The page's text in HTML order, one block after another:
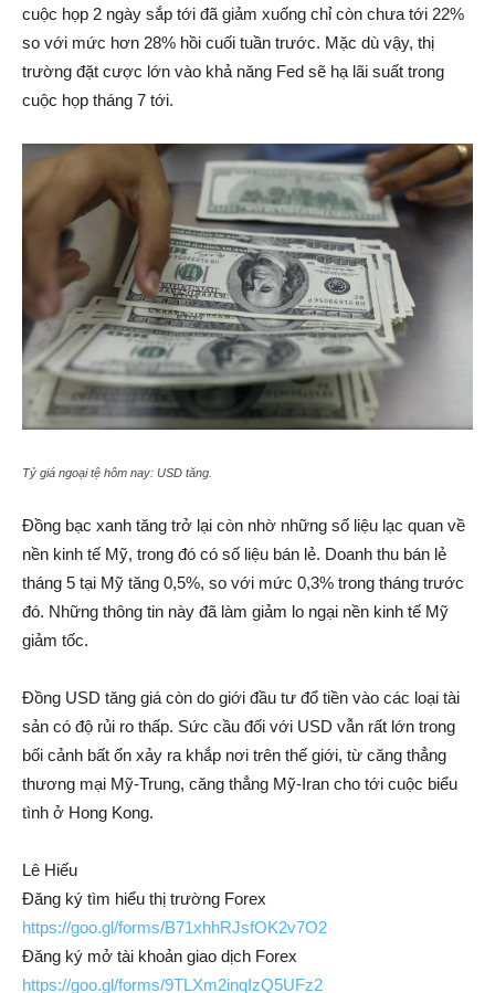
cuộc họp 2 ngày sắp tới đã giảm xuống chỉ còn chưa tới 22%
so với mức hơn 28% hồi cuối tuần trước. Mặc dù vậy, thị
trường đặt cược lớn vào khả năng Fed sẽ hạ lãi suất trong
cuộc họp tháng 7 tới.
Tỷ giá ngoại tệ hôm nay: USD tăng.
Đồng bạc xanh tăng trở lại còn nhờ những số liệu lạc quan về
nền kinh tế Mỹ, trong đó có số liệu bán lẻ. Doanh thu bán lẻ
tháng 5 tại Mỹ tăng 0,5%, so với mức 0,3% trong tháng trước
đó. Những thông tin này đã làm giảm lo ngại nền kinh tế Mỹ
giảm tốc.
Đồng USD tăng giá còn do giới đầu tư đổ tiền vào các loại tài
sản có độ rủi ro thấp. Sức cầu đối với USD vẫn rất lớn trong
bối cảnh bất ổn xảy ra khắp nơi trên thế giới, từ căng thẳng
thương mại Mỹ-Trung, căng thẳng Mỹ-Iran cho tới cuộc biểu
tình ở Hong Kong.
Lê Hiếu
Đăng ký tìm hiểu thị trường Forex
https://goo.gl/forms/B71xhhRJsfOK2v7O2
Đăng ký mở tài khoản giao dịch Forex
https://goo.gl/forms/9TLXm2inqIzQ5UFz2